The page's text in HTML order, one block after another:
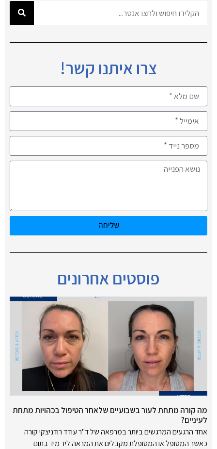
צרו איתנו קשר!
שליחה
פוסטים אחרונים
מה קורה מתחת לעור בשבועיים שלאחר הטיפול בכהויות מתחת
לעיניים?
אחד הרגעים המרגשים ביותר במרפאה של ד"ר עודד רודניצקי קורה
כאשר המטופל או המטופלת מקבלים את המראה ליד מיד בתום